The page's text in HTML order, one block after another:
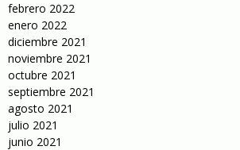
febrero 2022
enero 2022
diciembre 2021
noviembre 2021
octubre 2021
septiembre 2021
agosto 2021
julio 2021
junio 2021